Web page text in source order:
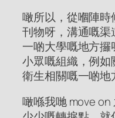
噉所以，從嗰陣
刊物呀，溝通嘅
一啲大學嘅地方
小眾嘅組織，例
衛生相關嘅一啲地
噉喺我哋 move